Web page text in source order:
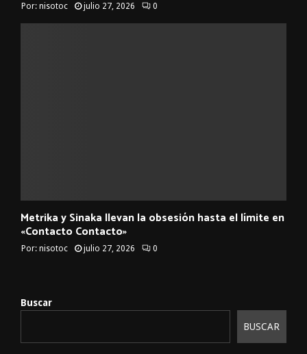
Por: nisotoc julio 27, 2026 0
Metrika y Sinaka llevan la obsesión hasta el límite en
«Contacto Contacto»
Por: nisotoc julio 27, 2026 0
Buscar
BUSCAR